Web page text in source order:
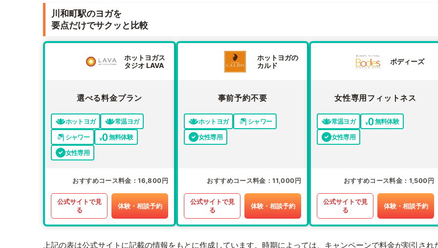
川和町駅のヨガを
要点だけでサクッと比較
ホットヨガス
タジオ LAVA
選べる料金プラン
ホットヨガ
常温ヨガ
シャワー
無料体験
女性専用
おすすめコース料金 16,800円
公式サイトで見
る
体験・相談予約
ホットヨガの
カルド
事前予約不要
ホットヨガ
シャワー
女性専用
おすすめコース料金 11,000円
公式サイトで見
る
体験・相談予約
ボディーズ
女性専用フィットネス
常温ヨガ
無料体験
女性専用
おすすめコース料金 1,500円
公式サイトで見
る
体験・相談予約
上記の表は公式サイトに記載の情報をもとに作成しています。時期によっては、キャンペーンで料金が割引され